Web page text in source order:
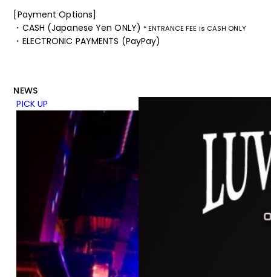
[Payment Options]
・CASH (Japanese Yen ONLY)* ENTRANCE FEE is CASH ONLY
・ELECTRONIC PAYMENTS (PayPay)
NEWS
PICK UP